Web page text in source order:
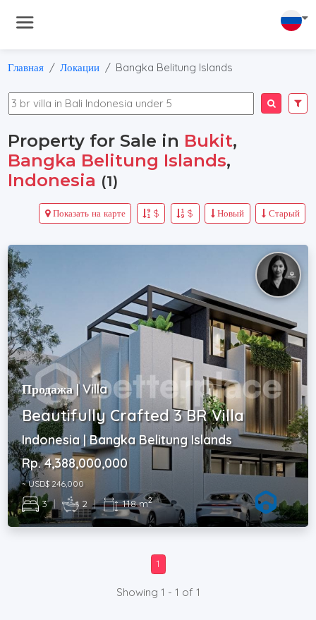
Главная Локации Bangka Belitung Islands
Property for Sale in Bukit,
Bangka Belitung Islands,
Indonesia (1)
Старый
Новый
$
$
Показать на карте
Продажа | Villa
Beautifully Crafted 3 BR Villa
Indonesia | Bangka Belitung Islands
Rp. 4,388,000,000
~ USD$ 246,000
3 | 2 | 118 m2
1
Showing 1 - 1 of 1